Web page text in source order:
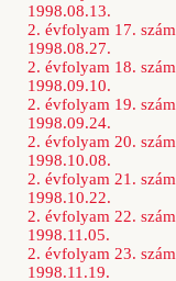
1998.08.13.
2. évfolyam 17. szám
1998.08.27.
2. évfolyam 18. szám
1998.09.10.
2. évfolyam 19. szám
1998.09.24.
2. évfolyam 20. szám
1998.10.08.
2. évfolyam 21. szám
1998.10.22.
2. évfolyam 22. szám
1998.11.05.
2. évfolyam 23. szám
1998.11.19.